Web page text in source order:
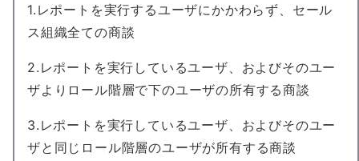
1.レポートを実行するユーザにかかわらず、セール
ス組織全ての商談
2.レポートを実行しているユーザ、およびそのユー
ザよりロール階層で下のユーザの所有する商談
3.レポートを実行しているユーザ、およびそのユー
ザと同じロール階層のユーザが所有する商談